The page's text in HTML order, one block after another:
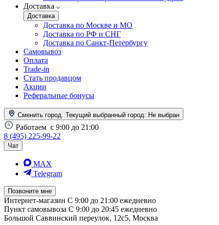
Доставка
Доставка
Доставка по Москве и МО
Доставка по РФ и СНГ
Доставка по Санкт-Петербургу
Самовывоз
Оплата
Trade-in
Стать продавцом
Акции
Реферальные бонусы
Сменить город. Текущий выбранный город: Не выбран
Работаем с 9:00 до 21:00
8 (495) 225-99-22
Чат
MAX
Telegram
Позвоните мне
Интернет-магазин С 9:00 до 21:00 ежедневно
Пункт самовывоза С 9:00 до 20:45 ежедневно
Большой Саввинский переулок, 12с5, Москва